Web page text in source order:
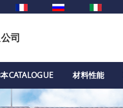
司
CATALOGUE 材料性能